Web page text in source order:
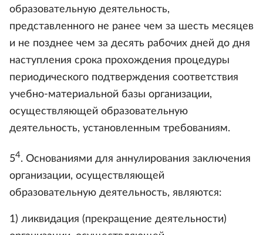
образовательную деятельность,
представленного не ранее чем за шесть месяцев
и не позднее чем за десять рабочих дней до дня
наступления срока прохождения процедуры
периодического подтверждения соответствия
учебно-материальной базы организации,
осуществляющей образовательную
деятельность, установленным требованиям.
54. Основаниями для аннулирования заключения
организации, осуществляющей
образовательную деятельность, являются:
1) ликвидация (прекращение деятельности)